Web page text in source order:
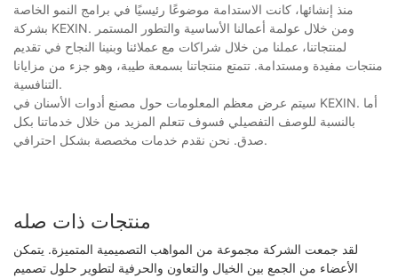
منذ إنشائها، كانت الاستدامة موضوعًا رئيسيًا في برامج النمو الخاصة
بشركة KEXIN. ومن خلال عولمة أعمالنا الأساسية والتطور المستمر
لمنتجاتنا، عملنا من خلال شراكات مع عملائنا وبنينا النجاح في تقديم
منتجات مفيدة ومستدامة. تتمتع منتجاتنا بسمعة طيبة، وهو جزء من مزايانا
التنافسية.
سيتم عرض معظم المعلومات حول مصنع أدوات الأسنان في KEXIN. أما
بالنسبة للوصف التفصيلي فسوف تتعلم المزيد من خلال خدماتنا بكل
صدق. نحن نقدم خدمات مخصصة بشكل احترافي.
منتجات ذات صله
لقد جمعت الشركة مجموعة من المواهب التصميمية المتميزة. يتمكن
الأعضاء من الجمع بين الخيال والتعاون والحرفية لتطوير حلول تصميم